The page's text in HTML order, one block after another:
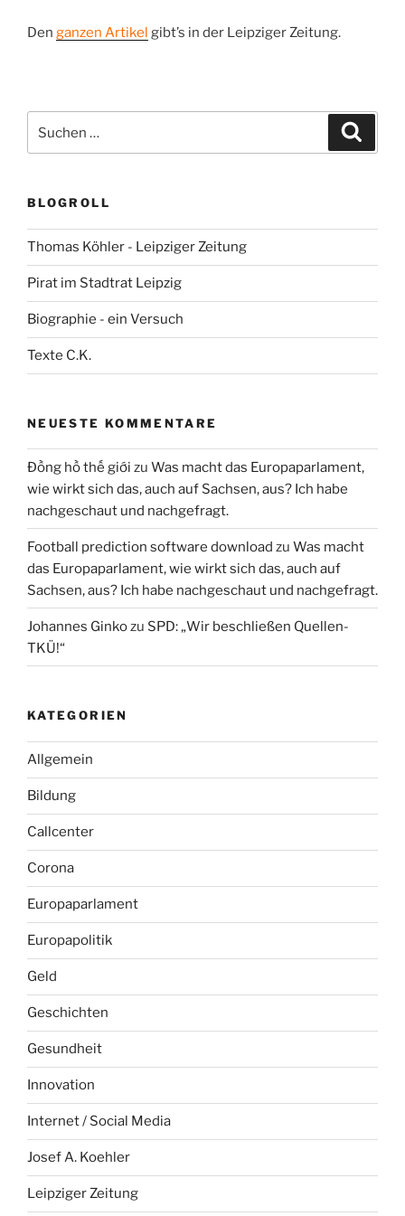
Den ganzen Artikel gibt’s in der Leipziger Zeitung.
nach:
BLOGROLL
Thomas Köhler - Leipziger Zeitung
Pirat im Stadtrat Leipzig
Biographie - ein Versuch
Texte C.K.
NEUESTE KOMMENTARE
Đồng hồ thế giới zu Was macht das Europaparlament,
wie wirkt sich das, auch auf Sachsen, aus? Ich habe
nachgeschaut und nachgefragt.
Football prediction software download zu Was macht
das Europaparlament, wie wirkt sich das, auch auf
Sachsen, aus? Ich habe nachgeschaut und nachgefragt.
Johannes Ginkozu SPD: „Wir beschließen Quellen-
TKÜ!“
KATEGORIEN
Allgemein
Bildung
Callcenter
Corona
Europaparlament
Europapolitik
Geld
Geschichten
Gesundheit
Innovation
Internet / Social Media
Josef A. Koehler
Leipziger Zeitung